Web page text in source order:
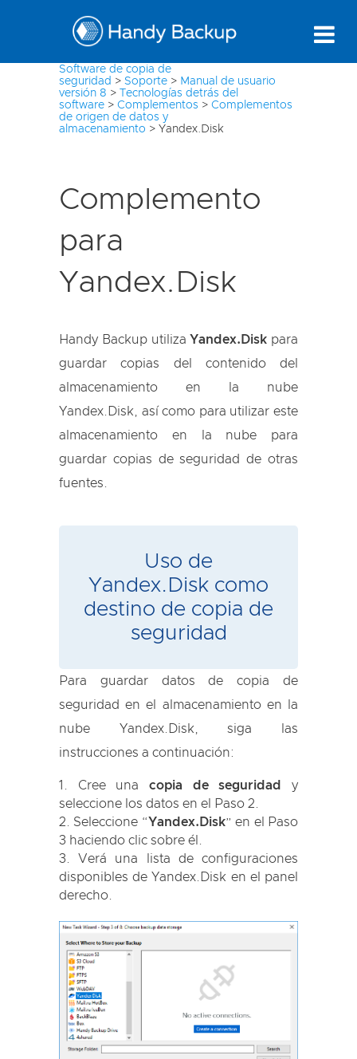
Software de copia de
seguridad > Soporte > Manual de usuario
versión 8 >
Tecnologías detrás del
software > Complementos > Complementos
de origen de datos y
almacenamiento > Yandex.Disk
Complemento
para
Yandex.Disk
Handy Backup utiliza Yandex.Disk para
guardar copias del contenido del
almacenamiento en la nube
Yandex.Disk, así como para utilizar este
almacenamiento en la nube para
guardar copias de seguridad de otras
fuentes.
Uso de
Yandex.Disk como
destino de copia de
seguridad
Para guardar datos de copia de
seguridad en el almacenamiento en la
nube Yandex.Disk, siga las
instrucciones a continuación:
Cree unacopia de seguridad
y
seleccione los datos en el Paso 2.
Seleccione “Yandex.Disk” en el Paso
3 haciendo clic sobre él.
Verá una lista de configuraciones
disponibles de Yandex.Disk en el panel
derecho.